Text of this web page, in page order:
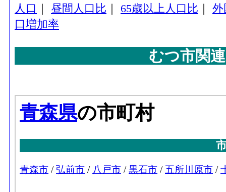
人口
昼間人口比 65歳以上人口比
外
口増加率
むつ市関